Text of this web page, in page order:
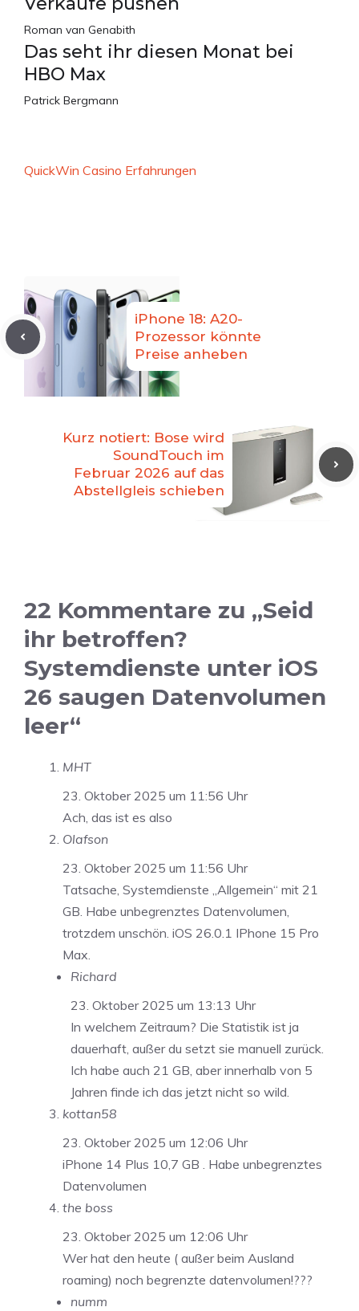
Roman van Genabith
Das seht ihr diesen Monat bei
HBO Max
Patrick Bergmann
QuickWin Casino Erfahrungen
iPhone 18: A20-
Prozessor könnte
Preise anheben
Kurz notiert: Bose wird
SoundTouch im
Februar 2026 auf das
Abstellgleis schieben
22 Kommentare zu „Seid
ihr betroffen?
Systemdienste unter iOS
26 saugen Datenvolumen
leer“
MHT
23. Oktober 2025 um 11:56 Uhr
Ach, das ist es also
Olafson
23. Oktober 2025 um 11:56 Uhr
Tatsache, Systemdienste „Allgemein“ mit 21
GB. Habe unbegrenztes Datenvolumen,
trotzdem unschön. iOS 26.0.1 IPhone 15 Pro
Max.
Richard
23. Oktober 2025 um 13:13 Uhr
In welchem Zeitraum? Die Statistik ist ja
dauerhaft, außer du setzt sie manuell zurück.
Ich habe auch 21 GB, aber innerhalb von 5
Jahren finde ich das jetzt nicht so wild.
kottan58
23. Oktober 2025 um 12:06 Uhr
iPhone 14 Plus 10,7 GB . Habe unbegrenztes
Datenvolumen
the boss
23. Oktober 2025 um 12:06 Uhr
Wer hat den heute ( außer beim Ausland
roaming) noch begrenzte datenvolumen!???
numm